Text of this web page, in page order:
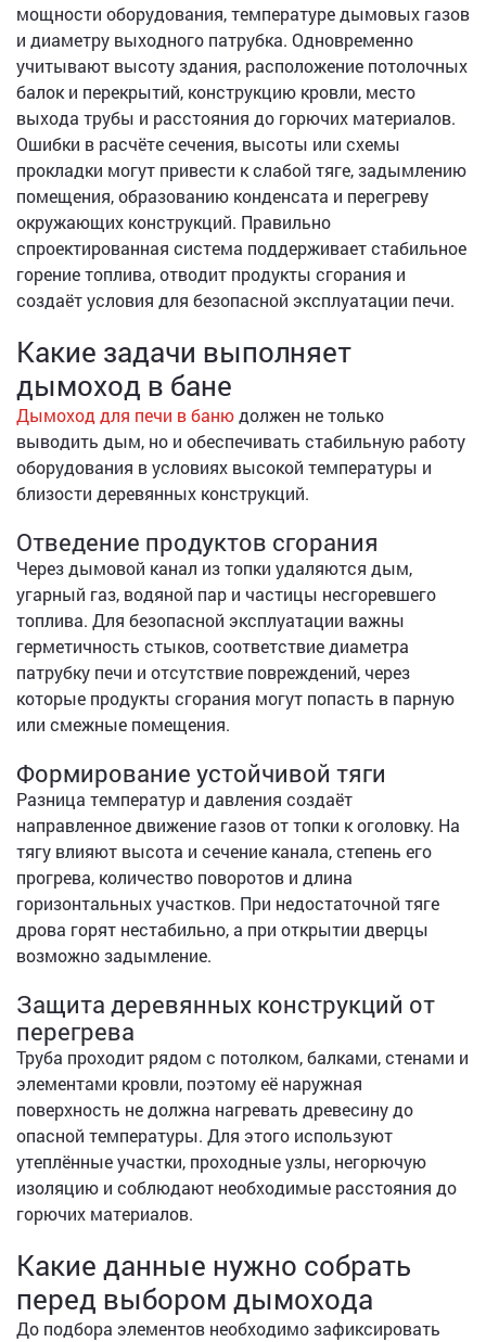
мощности оборудования, температуре дымовых газов
и диаметру выходного патрубка. Одновременно
учитывают высоту здания, расположение потолочных
балок и перекрытий, конструкцию кровли, место
выхода трубы и расстояния до горючих материалов.
Ошибки в расчёте сечения, высоты или схемы
прокладки могут привести к слабой тяге, задымлению
помещения, образованию конденсата и перегреву
окружающих конструкций. Правильно
спроектированная система поддерживает стабильное
горение топлива, отводит продукты сгорания и
создаёт условия для безопасной эксплуатации печи.
Какие задачи выполняет
дымоход в бане
Дымоход для печи в банюдолжен не только
выводить дым, но и обеспечивать стабильную работу
оборудования в условиях высокой температуры и
близости деревянных конструкций.
Отведение продуктов сгорания
Через дымовой канал из топки удаляются дым,
угарный газ, водяной пар и частицы несгоревшего
топлива. Для безопасной эксплуатации важны
герметичность стыков, соответствие диаметра
патрубку печи и отсутствие повреждений, через
которые продукты сгорания могут попасть в парную
или смежные помещения.
Формирование устойчивой тяги
Разница температур и давления создаёт
направленное движение газов от топки к оголовку. На
тягу влияют высота и сечение канала, степень его
прогрева, количество поворотов и длина
горизонтальных участков. При недостаточной тяге
дрова горят нестабильно, а при открытии дверцы
возможно задымление.
Защита деревянных конструкций от
перегрева
Труба проходит рядом с потолком, балками, стенами и
элементами кровли, поэтому её наружная
поверхность не должна нагревать древесину до
опасной температуры. Для этого используют
утеплённые участки, проходные узлы, негорючую
изоляцию и соблюдают необходимые расстояния до
горючих материалов.
Какие данные нужно собрать
перед выбором дымохода
До подбора элементов необходимо зафиксировать